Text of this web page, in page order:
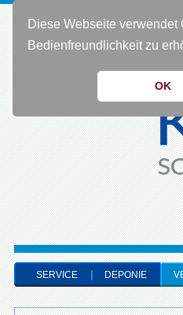
Diese Webseite verwendet
Bedienfreundlichkeit zu
OK
SERVICE DEPONIE